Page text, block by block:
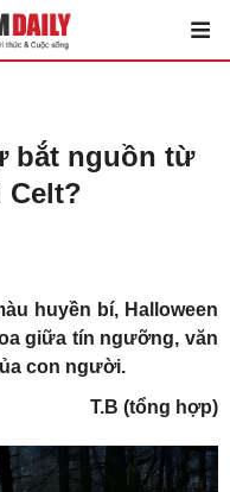
bắt nguồn từ
Celt?
huyền bí, Halloween
giữa tín ngưỡng, văn
con người.
T.B (tổng hợp)